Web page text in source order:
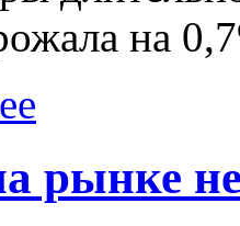
на
рынке